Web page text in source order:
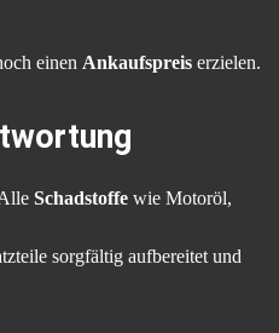
einen Ankaufspreis erzielen.
Schadstoffe wie Motoröl,
sorgfältig aufbereitet und